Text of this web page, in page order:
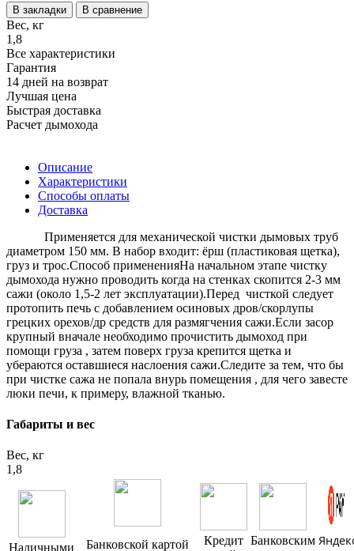
В закладки В сравнение
Вес, кг
1,8
Все характеристики
Гарантия
14 дней на возврат
Лучшая цена
Быстрая доставка
Расчет дымохода
Описание
Характеристики
Способы оплаты
Доставка
Применяется для механической чистки дымовых труб
диаметром 150 мм. В набор входит: ёрш (пластиковая щетка),
груз и трос.Способ примененияНа начальном этапе чистку
дымохода нужно проводить когда на стенках скопится 2-3 мм
сажи (около 1,5-2 лет эксплуатации).Перед чисткой следует
протопить печь с добавлением осиновых дров/скорлупы
грецких орехов/др средств для размягчения сажи.Если засор
крупный вначале необходимо прочистить дымоход при
помощи груза , затем поверх груза крепится щетка и
убераются оставшиеся наслоения сажи.Следите за тем, что бы
при чистке сажа не попала внурь помещения , для чего завесте
люки печи, к примеру, влажной тканью.
Габариты и вес
Вес, кг
1,8
Наличными Банковской картой
Кредит Банковским